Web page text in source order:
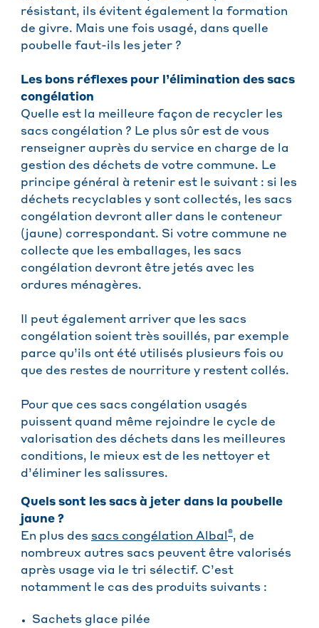
résistant, ils évitent également la formation
de givre. Mais une fois usagé, dans quelle
poubelle faut-ils les jeter ?
Les bons réflexes pour l’élimination des sacs
congélation
Quelle est la meilleure façon de recycler les
sacs congélation ? Le plus sûr est de vous
renseigner auprès du service en charge de la
gestion des déchets de votre commune. Le
principe général à retenir est le suivant : si les
déchets recyclables y sont collectés, les sacs
congélation devront aller dans le conteneur
(jaune) correspondant. Si votre commune ne
collecte que les emballages, les sacs
congélation devront être jetés avec les
ordures ménagères.
Il peut également arriver que les sacs
congélation soient très souillés, par exemple
parce qu’ils ont été utilisés plusieurs fois ou
que des restes de nourriture y restent collés.
Pour que ces sacs congélation usagés
puissent quand même rejoindre le cycle de
valorisation des déchets dans les meilleures
conditions, le mieux est de les nettoyer et
d’éliminer les salissures.
Quels sont les sacs à jeter dans la poubelle
jaune ?
En plus des sacs congélation Albal ®, de
nombreux autres sacs peuvent être valorisés
après usage via le tri sélectif. C’est
notamment le cas des produits suivants :
Sachets glace pilée